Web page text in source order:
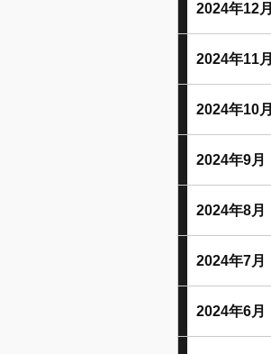
2024年12月
2024年11月
2024年10月
2024年9月
2024年8月
2024年7月
2024年6月